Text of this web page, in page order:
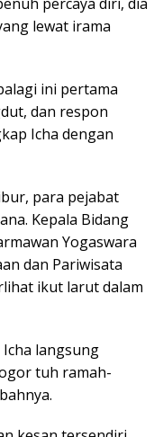
lewat irama
ini pertama
dan respon
Icha dengan
para pejabat
Kepala Bidang
Yogaswara
dan Pariwisata
ikut larut dalam
Icha langsung
tuh ramah-